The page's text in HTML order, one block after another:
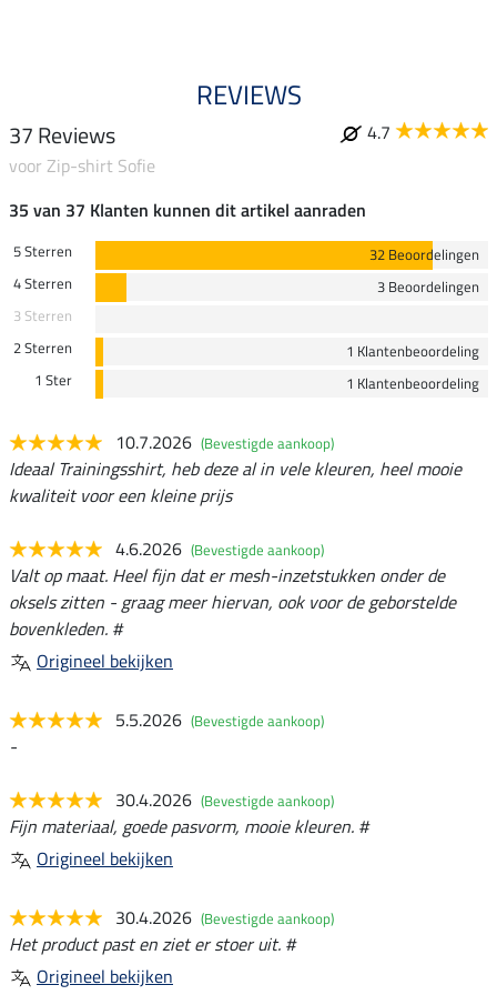
REVIEWS
37 Reviews
4.7
voor Zip-shirt Sofie
35 van 37 Klanten kunnen dit artikel aanraden
5 Sterren
32 Beoordelingen
4 Sterren
3 Beoordelingen
3 Sterren
2 Sterren
1 Klantenbeoordeling
1 Ster
1 Klantenbeoordeling
10.7.2026 (Bevestigde aankoop)
Ideaal Trainingsshirt, heb deze al in vele kleuren, heel mooie
kwaliteit voor een kleine prijs
4.6.2026 (Bevestigde aankoop)
Valt op maat. Heel fijn dat er mesh-inzetstukken onder de
oksels zitten - graag meer hiervan, ook voor de geborstelde
bovenkleden. #
Origineel bekijken
5.5.2026 (Bevestigde aankoop)
-
30.4.2026 (Bevestigde aankoop)
Fijn materiaal, goede pasvorm, mooie kleuren. #
Origineel bekijken
30.4.2026 (Bevestigde aankoop)
Het product past en ziet er stoer uit. #
Origineel bekijken